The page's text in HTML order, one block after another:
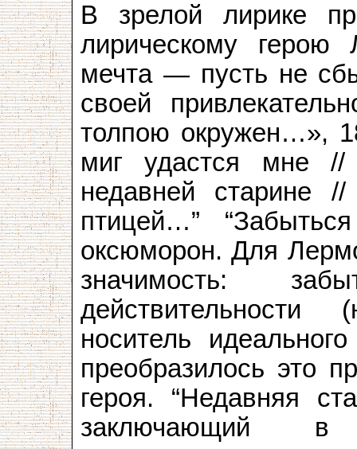
В зрелой лирике
лирическому герою
мечта — пусть не
своей
толпою окружен…»,
миг удастся мне
недавней старине
птицей…”
оксюморон. Для
значимость:
носитель
преобразилось это
героя. “Недавняя
заключающий